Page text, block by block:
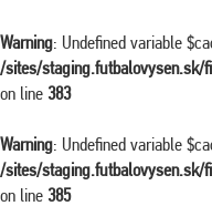
Warning: Undefined variable
/sites/staging.futbalovysen.sk/
on line 383
Warning: Undefined variable
/sites/staging.futbalovysen.sk/
on line 385